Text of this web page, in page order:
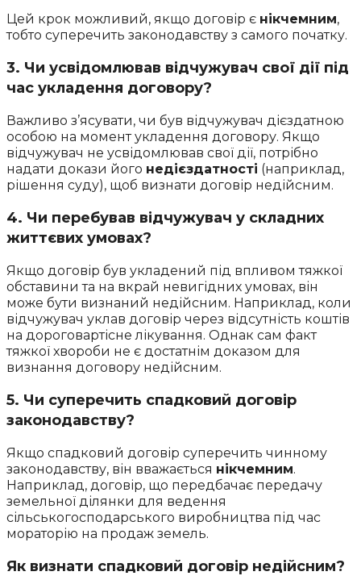
Цей крок можливий, якщо договір є нікчемним,
тобто суперечить законодавству з самого початку.
3. Чи усвідомлював відчужувач свої дії під
час укладення договору?
Важливо з’ясувати, чи був відчужувач дієздатною
особою на момент укладення договору. Якщо
відчужувач не усвідомлював свої дії, потрібно
надати докази його недієздатності (наприклад,
рішення суду), щоб визнати договір недійсним.
4. Чи перебував відчужувач у складних
життєвих умовах?
Якщо договір був укладений під впливом тяжкої
обставини та на вкрай невигідних умовах, він
може бути визнаний недійсним. Наприклад, коли
відчужувач уклав договір через відсутність коштів
на дороговартісне лікування. Однак сам факт
тяжкої хвороби не є достатнім доказом для
визнання договору недійсним.
5. Чи суперечить спадковий договір
законодавству?
Якщо спадковий договір суперечить чинному
законодавству, він вважається нікчемним.
Наприклад, договір, що передбачає передачу
земельної ділянки для ведення
сільськогосподарського виробництва під час
мораторію на продаж земель.
Як визнати спадковий договір недійсним?